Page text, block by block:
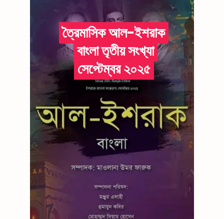
ত্রৈমাসিক আল-ইশরাক
বাংলা তৃতীয় সংখ্যা
সেপ্টেম্বর ২০২৫